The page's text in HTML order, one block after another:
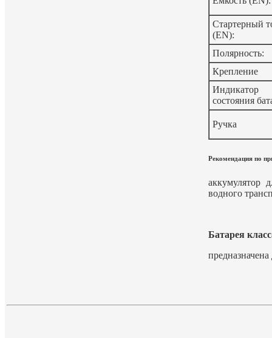
Стартерный
(EN):
Полярность:
Крепление
Индикатор
состояния
Ручка
Рекомендация по
аккумулятор
водного
Батарея